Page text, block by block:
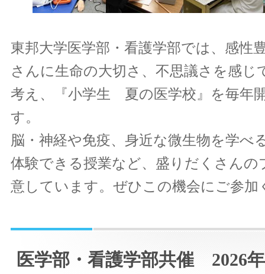
東邦大学医学部・看護学部では、感性
さんに生命の大切さ、不思議さを感じ
考え、『小学生 夏の医学校』を毎年
す。
脳・神経や免疫、身近な微生物を学べ
体験できる授業など、盛りだくさんの
意しています。ぜひこの機会にご参加
医学部・看護学部共催 2026